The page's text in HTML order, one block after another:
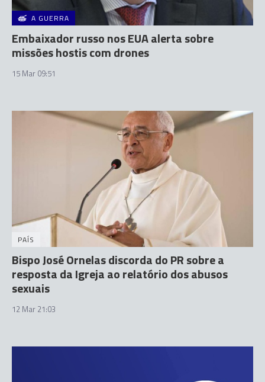
A GUERRA
Embaixador russo nos EUA alerta sobre
missões hostis com drones
15 Mar 09:51
PAÍS
Bispo José Ornelas discorda do PR sobre a
resposta da Igreja ao relatório dos abusos
sexuais
12 Mar 21:03